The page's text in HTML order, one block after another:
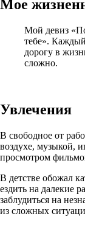
Мое
Мой девиз
тебе».
дорогу в
сложно.
Увлечения
В свободное от
воздухе, музыкой,
просмотром
В детстве обожал
ездить на далекие
заблудиться на
из сложных